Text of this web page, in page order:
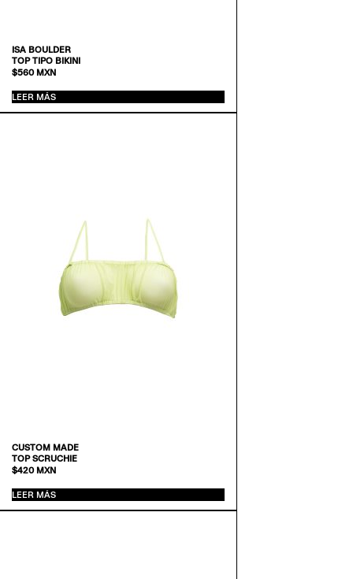
ISA BOULDER
TOP TIPO BIKINI
$560MXN
LEER MÁS
CUSTOM MADE
TOP SCRUCHIE
$420MXN
LEER MÁS